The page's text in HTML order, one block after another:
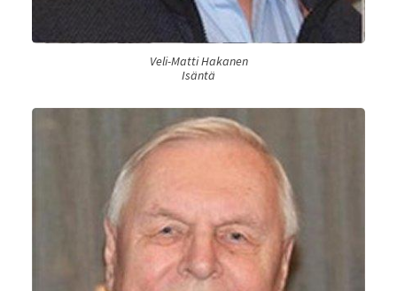
Veli-Matti Hakanen
Isäntä